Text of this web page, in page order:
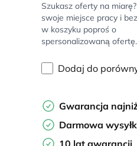
Szukasz oferty na miarę?
swoje miejsce pracy i
w koszyku poproś o
spersonalizowaną ofertę.
Dodaj do
Gwarancja
Darmowa
10 lat gwarancji